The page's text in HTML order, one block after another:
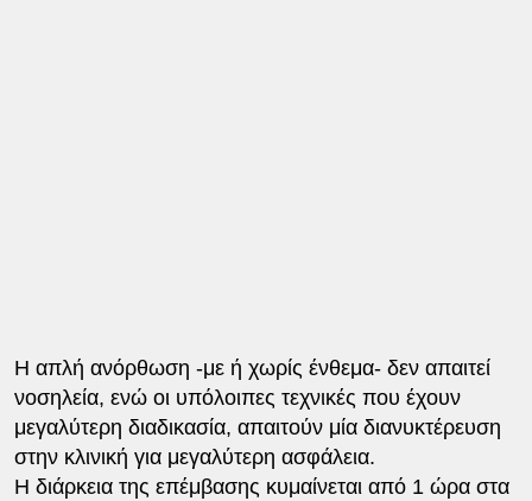
Η απλή ανόρθωση -με ή χωρίς ένθεμα- δεν απαιτεί
νοσηλεία, ενώ οι υπόλοιπες τεχνικές που έχουν
μεγαλύτερη διαδικασία, απαιτούν μία διανυκτέρευση
στην κλινική για μεγαλύτερη ασφάλεια.
Η διάρκεια της επέμβασης κυμαίνεται από 1 ώρα στα